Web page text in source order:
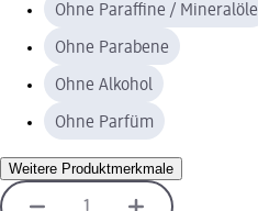
Ohne Paraffine / Mineralöle
Ohne Parabene
Ohne Alkohol
Ohne Parfüm
Weitere Produktmerkmale